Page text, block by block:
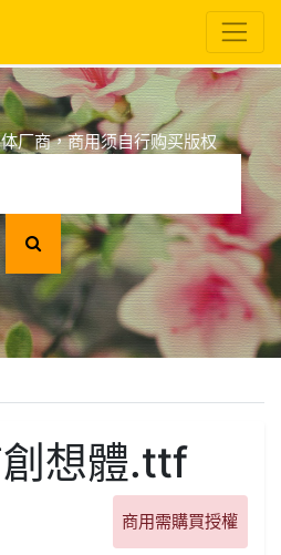
厂商，商用须自行购买版权
想體.ttf
商用需購買授權